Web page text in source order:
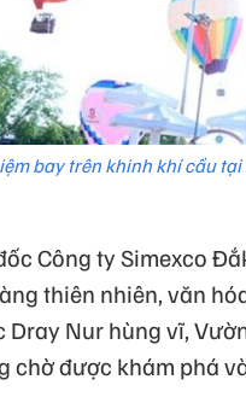
bay trên khinh khí cầu
Công ty Simexco
thiên nhiên, văn
Dray Nur hùng vĩ,
chờ được khám phá